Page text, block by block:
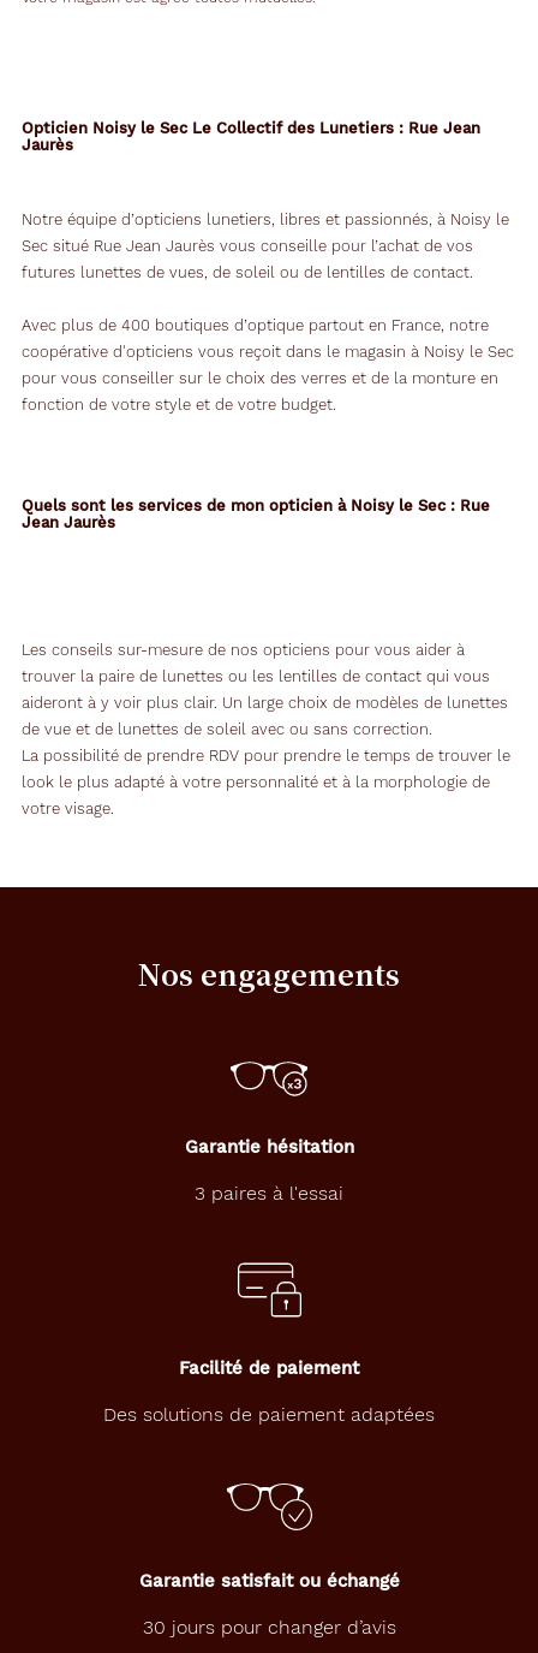
Opticien Noisy le Sec Le Collectif des Lunetiers : Rue Jean
Jaurès
Notre équipe d’opticiens lunetiers, libres et passionnés, à Noisy le
Sec situé Rue Jean Jaurès vous conseille pour l’achat de vos
futures lunettes de vues, de soleil ou de lentilles de contact.
Avec plus de 400 boutiques d’optique partout en France, notre
coopérative d'opticiens vous reçoit dans le magasin à Noisy le Sec
pour vous conseiller sur le choix des verres et de la monture en
fonction de votre style et de votre budget.
Quels sont les services de mon opticien à Noisy le Sec : Rue
Jean Jaurès
Les conseils sur-mesure de nos opticiens pour vous aider à
trouver la paire de lunettes ou les lentilles de contact qui vous
aideront à y voir plus clair. Un large choix de modèles de lunettes
de vue et de lunettes de soleil avec ou sans correction.
La possibilité de prendre RDV pour prendre le temps de trouver le
look le plus adapté à votre personnalité et à la morphologie de
votre visage.
Nos engagements
Garantie hésitation
3 paires à l'essai
Facilité de paiement
Des solutions de paiement adaptées
Garantie satisfait ou échangé
30 jours pour changer d’avis